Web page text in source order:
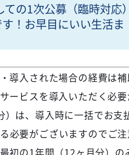
の1次公募（臨時対応）
！お早目にいい生活ま
入された場合の経費は
ビスを導入いただく必要
は、導入時に一括でお支
要がございますのでご注
の1年間（12ヶ月分）の